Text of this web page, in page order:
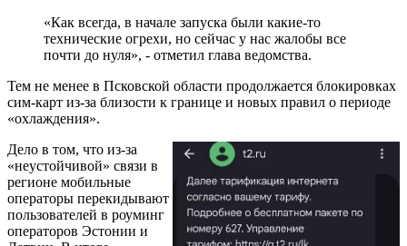
«Как всегда, в начале запуска были какие-то
технические огрехи, но сейчас у нас жалобы все
почти до нуля», - отметил глава ведомства.
Тем не менее в Псковской области продолжается блокировках
сим-карт из-за близости к границе и новых правил о периоде
«охлаждения».
Дело в том, что из-за
«неустойчивой» связи в
регионе мобильные
операторы перекидывают
пользователей в роуминг
операторов Эстонии и